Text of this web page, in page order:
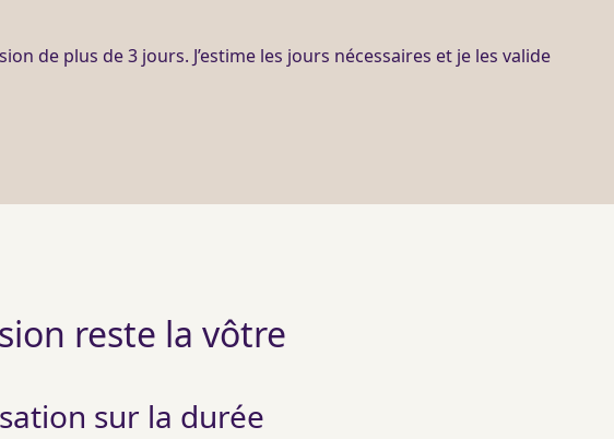
de plus de 3 jours. J’estime les jours nécessaires et je les valide
reste la vôtre
sur la durée